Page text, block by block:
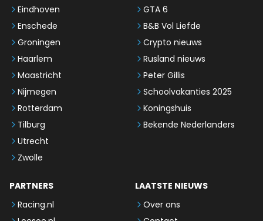
Eindhoven
Enschede
Groningen
Haarlem
Maastricht
Nijmegen
Rotterdam
Tilburg
Utrecht
Zwolle
GTA 6
B&B Vol Liefde
Crypto nieuws
Rusland nieuws
Peter Gillis
Schoolvakanties 2025
Koningshuis
Bekende Nederlanders
PARTNERS
Racing.nl
LAATSTE NIEUWS
Over ons